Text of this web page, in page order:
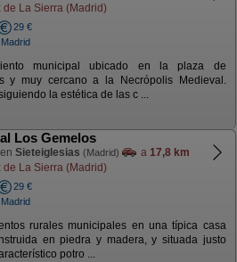
de La Sierra (Madrid)
29 €
municipal ubicado en la plaza de
y muy cercano a la Necrópolis Medieval.
la estética de las c ...
Los Gemelos
Sieteiglesias (Madrid) a 17,8 km
de La Sierra (Madrid)
29 €
rurales municipales en una típica casa
en piedra y madera, y situada justo
potro ...